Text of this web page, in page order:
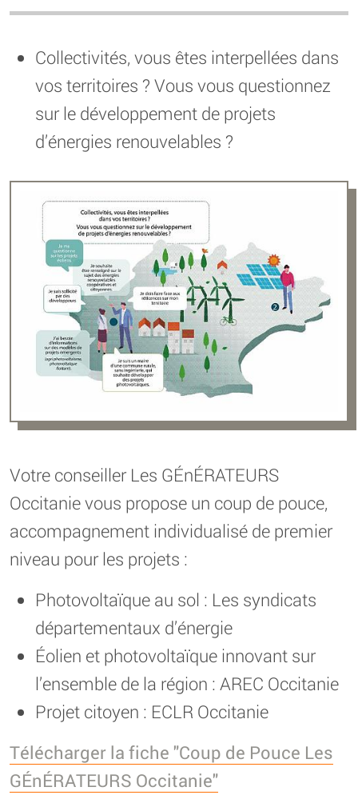
Collectivités, vous êtes interpellées dans
vos territoires ? Vous vous questionnez
sur le développement de projets
d’énergies renouvelables ?
Votre conseiller Les GÉnÉRATEURS
Occitanie vous propose un coup de pouce,
accompagnement individualisé de premier
niveau pour les projets :
Photovoltaïque au sol : Les syndicats
départementaux d’énergie
Éolien et photovoltaïque innovant sur
l’ensemble de la région : AREC Occitanie
Projet citoyen : ECLR Occitanie
Télécharger la fiche "Coup de Pouce Les
GÉnÉRATEURS Occitanie"